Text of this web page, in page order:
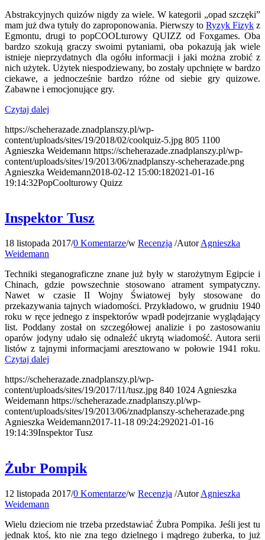
Abstrakcyjnych quizów nigdy za wiele. W kategorii „opad szczęki”
mam już dwa tytuły do zaproponowania. Pierwszy to Ryzyk Fizyk z
Egmontu, drugi to popCOOLturowy QUIZZ od Foxgames. Oba
bardzo szokują graczy swoimi pytaniami, oba pokazują jak wiele
istnieje nieprzydatnych dla ogółu informacji i jaki można zrobić z
nich użytek. Użytek niespodziewany, bo zostały upchnięte w bardzo
ciekawe, a jednocześnie bardzo różne od siebie gry quizowe.
Zabawne i emocjonujące gry.
Czytaj dalej
https://scheherazade.znadplanszy.pl/wp-
content/uploads/sites/19/2018/02/coolquiz-5.jpg 805 1100
Agnieszka Weidemann https://scheherazade.znadplanszy.pl/wp-
content/uploads/sites/19/2013/06/znadplanszy-scheherazade.png
Agnieszka Weidemann2018-02-12 15:00:182021-01-16
19:14:32PopCoolturowy Quizz
Inspektor Tusz
18 listopada 2017/0 Komentarze/w Recenzja /AutorAgnieszka
Weidemann
Techniki steganograficzne znane już były w starożytnym Egipcie i
Chinach, gdzie powszechnie stosowano atrament sympatyczny.
Nawet w czasie II Wojny Światowej były stosowane do
przekazywania tajnych wiadomości. Przykładowo, w grudniu 1940
roku w ręce jednego z inspektorów wpadł podejrzanie wyglądający
list. Poddany został on szczegółowej analizie i po zastosowaniu
oparów jodyny udało się odnaleźć ukrytą wiadomość. Autora serii
listów z tajnymi informacjami aresztowano w połowie 1941 roku.
Czytaj dalej
https://scheherazade.znadplanszy.pl/wp-
content/uploads/sites/19/2017/11/tusz.jpg 840 1024 Agnieszka
Weidemann https://scheherazade.znadplanszy.pl/wp-
content/uploads/sites/19/2013/06/znadplanszy-scheherazade.png
Agnieszka Weidemann2017-11-18 09:24:292021-01-16
19:14:39Inspektor Tusz
Żubr Pompik
12 listopada 2017/0 Komentarze/w Recenzja /AutorAgnieszka
Weidemann
Wielu dzieciom nie trzeba przedstawiać Żubra Pompika. Jeśli jest tu
jednak ktoś, kto nie zna tego dzielnego i mądrego żuberka, to już